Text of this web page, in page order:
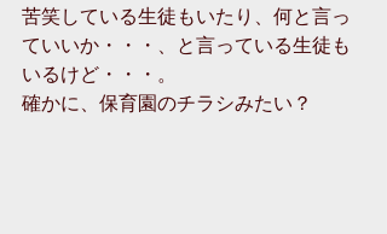
苦笑している生徒もいたり、何と言っ
ていいか・・・、と言っている生徒も
いるけど・・・。
確かに、保育園のチラシみたい？